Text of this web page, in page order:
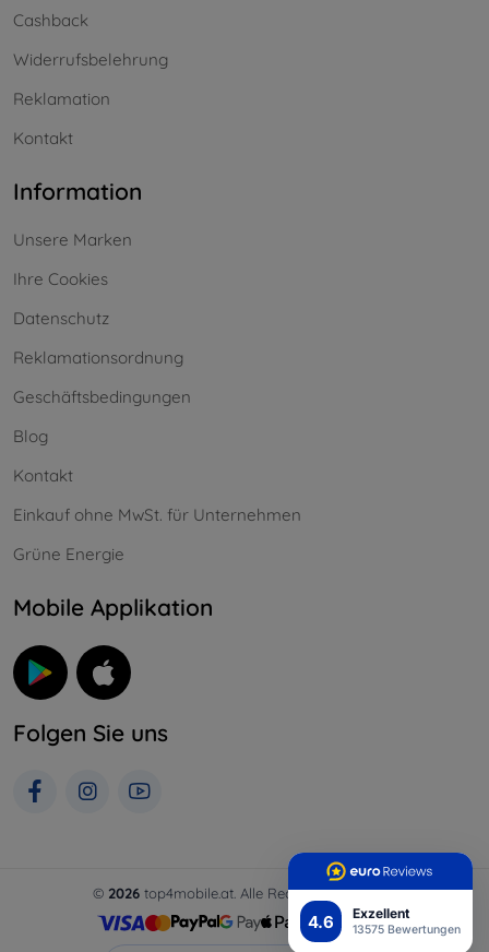
4.6 Exzellent
13575 Bewertungen
Cashback
Widerrufsbelehrung
Reklamation
Kontakt
Information
Unsere Marken
Ihre Cookies
Datenschutz
Reklamationsordnung
Geschäftsbedingungen
Blog
Kontakt
Einkauf ohne MwSt. für Unternehmen
Grüne Energie
Mobile Applikation
Folgen Sie uns
© 2026top4mobile.at. Alle Rechte vorbehalten.